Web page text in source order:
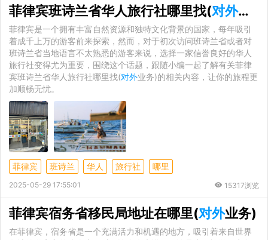
菲律宾班诗兰省华人旅行社哪里找(对外业务
菲律宾是一个拥有丰富自然资源和独特文化背景的国家，每年吸引
着成千上万的游客前来探索，然而，对于初次访问班诗兰省或者对
班诗兰省当地语言不太熟悉的游客来说，选择一家信誉良好的华人
旅行社变得尤为重要，围绕这个话题，跟随小编一起了解有关菲律
宾班诗兰省华人旅行社哪里找(对外业务)的相关内容，让你的旅程更
加顺畅无忧。
菲律宾 班诗兰 华人 旅行社 哪里
2025-05-29 17:55:01 15317浏览
菲律宾宿务省移民局地址在哪里(对外业务)
在菲律宾，宿务省是一个充满活力和机遇的地方，吸引着来自世界